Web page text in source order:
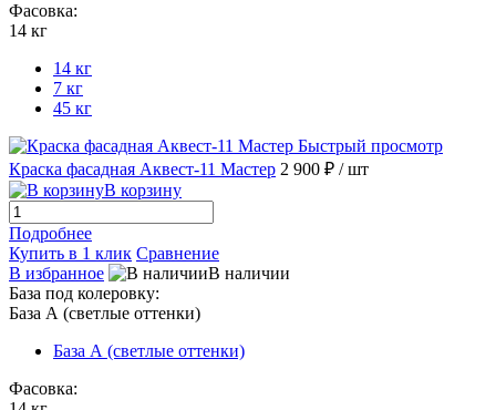
Фасовка:
14 кг
14 кг
7 кг
45 кг
Быстрый просмотр
Краска фасадная Аквест-11 Мастер 2 900 ₽ / шт
В корзину
Подробнее
Купить в 1 клик Сравнение
В избранное
В наличии
База под колеровку:
База А (светлые оттенки)
База А (светлые оттенки)
Фасовка: